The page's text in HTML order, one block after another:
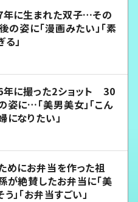
年に生まれた双子…その
の姿に「漫画みたい」「素
」
年に撮った2ショット 30
姿に…「美男美女」「こん
になりたい」
めにお弁当を作った祖
絶賛したお弁当に「美
」「お弁当すごい」